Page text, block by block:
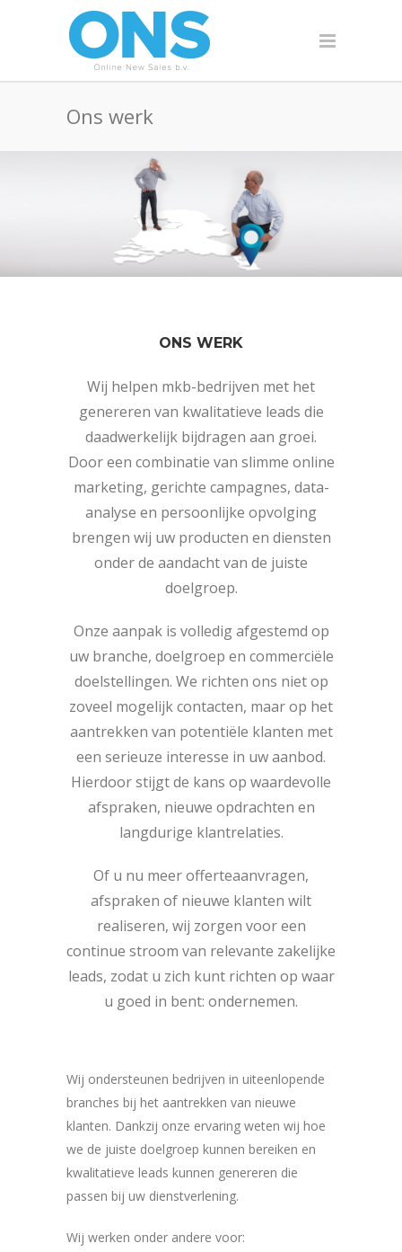
Ons werk
ONS WERK
Wij helpen mkb-bedrijven met het
genereren van kwalitatieve leads die
daadwerkelijk bijdragen aan groei.
Door een combinatie van slimme online
marketing, gerichte campagnes, data-
analyse en persoonlijke opvolging
brengen wij uw producten en diensten
onder de aandacht van de juiste
doelgroep.
Onze aanpak is volledig afgestemd op
uw branche, doelgroep en commerciële
doelstellingen. We richten ons niet op
zoveel mogelijk contacten, maar op het
aantrekken van potentiële klanten met
een serieuze interesse in uw aanbod.
Hierdoor stijgt de kans op waardevolle
afspraken, nieuwe opdrachten en
langdurige klantrelaties.
Of u nu meer offerteaanvragen,
afspraken of nieuwe klanten wilt
realiseren, wij zorgen voor een
continue stroom van relevante zakelijke
leads, zodat u zich kunt richten op waar
u goed in bent: ondernemen.
Wij ondersteunen bedrijven in uiteenlopende
branches bij het aantrekken van nieuwe
klanten. Dankzij onze ervaring weten wij hoe
we de juiste doelgroep kunnen bereiken en
kwalitatieve leads kunnen genereren die
passen bij uw dienstverlening.
Wij werken onder andere voor: